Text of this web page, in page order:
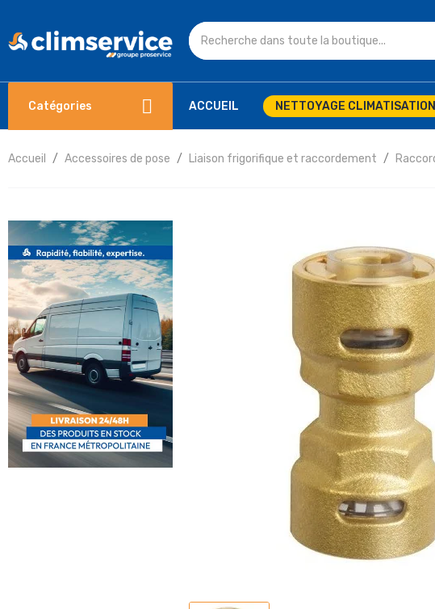
Catégories ACCUEIL NETTOYAGE CLIMATISATION
Accueil Accessoires de pose Liaison frigorifique et raccordement